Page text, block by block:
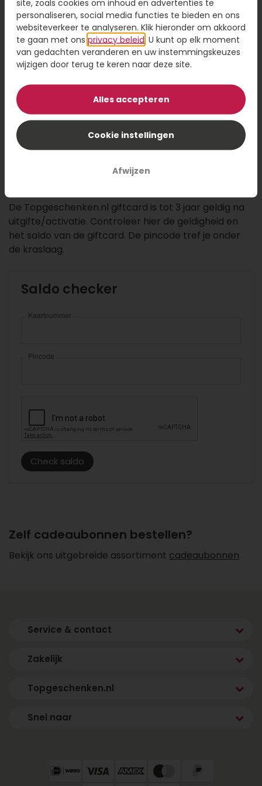
Topgeschenken giftcard en eventueel je bijbetaling
met een andere betaalmethode hebt gedaan is je
bestelling afgerond en kom je op de bedank pagina.
Je ontvangt tevens een bevestiging per email.
Geniet van je geschenk
KIES EEN GESCHENK
De Topgeschenken.nl giftcard is tot 3 jaar geldig na
uitgifte/activatie. Controleer hier de geldigheid en
het saldo van de giftcard. De pincode tref je onder
de kraslaag.
Saldo checker
Kaartnummer
Pincode
Check saldo
Zelf cadeaubonnen bestellen?
Bekijk ons uitgebreide assortiment cadeaubonnen
Service & contact
Zakelijk
Topgeschenken.nl
Snel naar
site, zoals cookies om inhoud en advertenties te
personaliseren, social media functies te bieden en ons
websiteverkeer te analyseren. Klik hieronder om akkoord
te gaan met ons privacy beleid . U kunt op elk moment
van gedachten veranderen en uw instemmingskeuzes
wijzigen door terug te keren naar deze site.
Alles accepteren
Cookie instellingen
Afwijzen